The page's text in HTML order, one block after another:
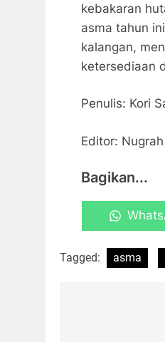
kebakaran
asma tahun
kalangan,
ketersediaan
Penulis: Kori
Editor: Nugrah
Bagikan...
Share
Tagged: asma